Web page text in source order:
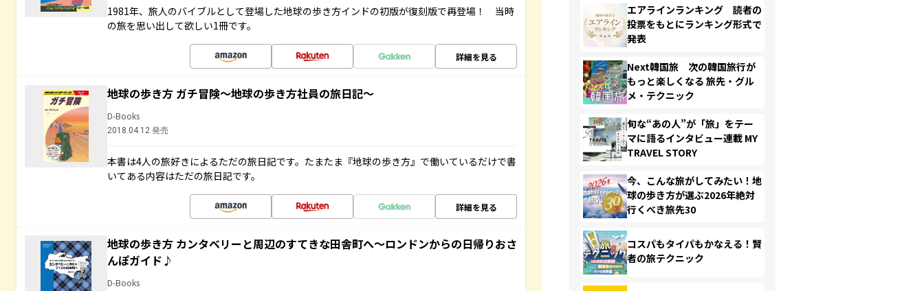
1981年、旅人のバイブルとして登場した地球の歩き方インドの初版が復刻版で再登場！ 当時
の旅を思い出して欲しい1冊です。
詳細を見る
地球の歩き方 ガチ冒険～地球の歩き方社員の旅日記～
D-Books
2018.04.12 発売
本書は4人の旅好きによるただの旅日記です。たまたま『地球の歩き方』で働いているだけで書
いてある内容はただの旅日記です。
詳細を見る
地球の歩き方 カンタベリーと周辺のすてきな田舎町へ～ロンドンからの日帰りおさ
んぽガイド♪
D-Books
エアラインランキング 読者の
投票をもとにランキング形式で
発表
Next韓国旅 次の韓国旅行が
もっと楽しくなる 旅先・グル
メ・テクニック
旬な“あの人”が「旅」をテー
マに語るインタビュー連載 MY
TRAVEL STORY
今、こんな旅がしてみたい！地
球の歩き方が選ぶ2026年絶対
行くべき旅先30
コスパもタイパもかなえる！賢
者の旅テクニック